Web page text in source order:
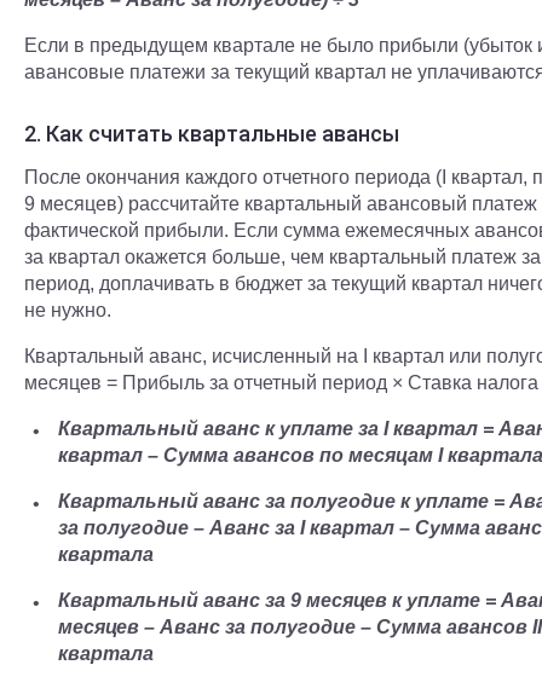
Если в предыдущем квартале не было прибыли (убыток
авансовые платежи за текущий квартал не
2. Как считать квартальные авансы
После окончания каждого отчетного периода (I квартал,
9 месяцев) рассчитайте квартальный авансовый
фактической прибыли. Если сумма ежемесячных
за квартал окажется больше, чем квартальный платеж
период, доплачивать в бюджет за текущий квартал
не нужно.
Квартальный аванс, исчисленный на I квартал или
месяцев = Прибыль за отчетный период × Ставка налога
Квартальный аванс к уплате за I квартал =
квартал – Сумма авансов по месяцам I квартала
Квартальный аванс за полугодие к уплате =
за полугодие – Аванс за I квартал – Сумма
квартала
Квартальный аванс за 9 месяцев к уплате =
месяцев – Аванс за полугодие – Сумма авансов
квартала